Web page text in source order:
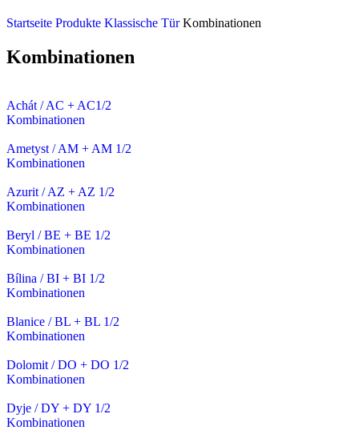
Startseite Produkte Klassische TürKombinationen
Kombinationen
Achát / AC + AC1/2
Kombinationen
Ametyst / AM + AM 1/2
Kombinationen
Azurit / AZ + AZ 1/2
Kombinationen
Beryl / BE + BE 1/2
Kombinationen
Bílina / BI + BI 1/2
Kombinationen
Blanice / BL + BL 1/2
Kombinationen
Dolomit / DO + DO 1/2
Kombinationen
Dyje / DY + DY 1/2
Kombinationen